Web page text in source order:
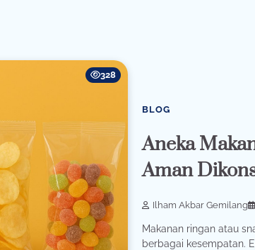
328
BLOG
Aneka
Aman
Ilham Akbar Gemilang
Makanan ringan atau
berbagai kesempatan.